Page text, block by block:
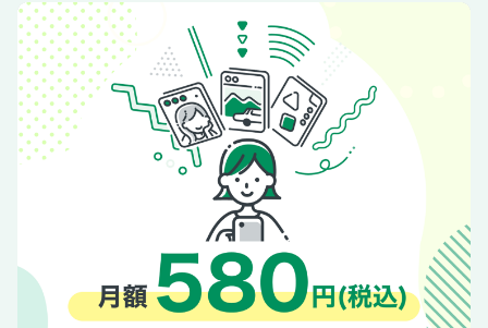
らしく彩る。
MOTORIST＇S EYE: KW
PARK IN.
REGULARS｜福野礼一郎｜高級スポーツカーの作り方。
木原雅彦｜走れ！新人類
INTERSECTIONS
RESORT： OMO7 Osaka by Hoshino Resorts
REPORT：Coedo Kawagoe Machikado Motor Gallery 2026
REPORT：Festival of SIDEWAY TROPHY
REPORT：THE MAGARIGAWA CLUB: Exclusive Reader